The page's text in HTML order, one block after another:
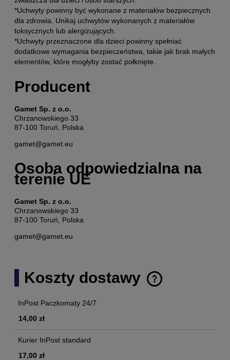
*Uchwyty powinny być wykonane z materiałów bezpiecznych
dla zdrowia. Unikaj uchwytów wykonanych z materiałów
toksycznych lub alergizujących.
*Uchwyty przeznaczone dla dzieci powinny spełniać
dodatkowe wymagania bezpieczeństwa, takie jak brak małych
elementów, które mogłyby zostać połknięte.
Producent
Gamet Sp. z o.o.
Chrzanowskiego 33
87-100 Toruń, Polska
gamet@gamet.eu
Osoba odpowiedzialna na
terenie UE
Gamet Sp. z o.o.
Chrzanowskiego 33
87-100 Toruń, Polska
gamet@gamet.eu
Koszty dostawy
Cena nie zawiera ewentualnych kosztów płatności
InPost Paczkomaty 24/7
14,00 zł
Kurier InPost standard
17,00 zł